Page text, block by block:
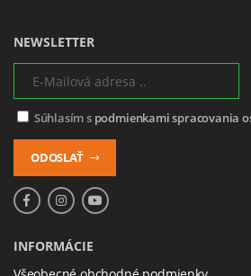
NEWSLETTER
Súhlasím s podmienkami spracovania
ODOSLAŤ
INFORMÁCIE